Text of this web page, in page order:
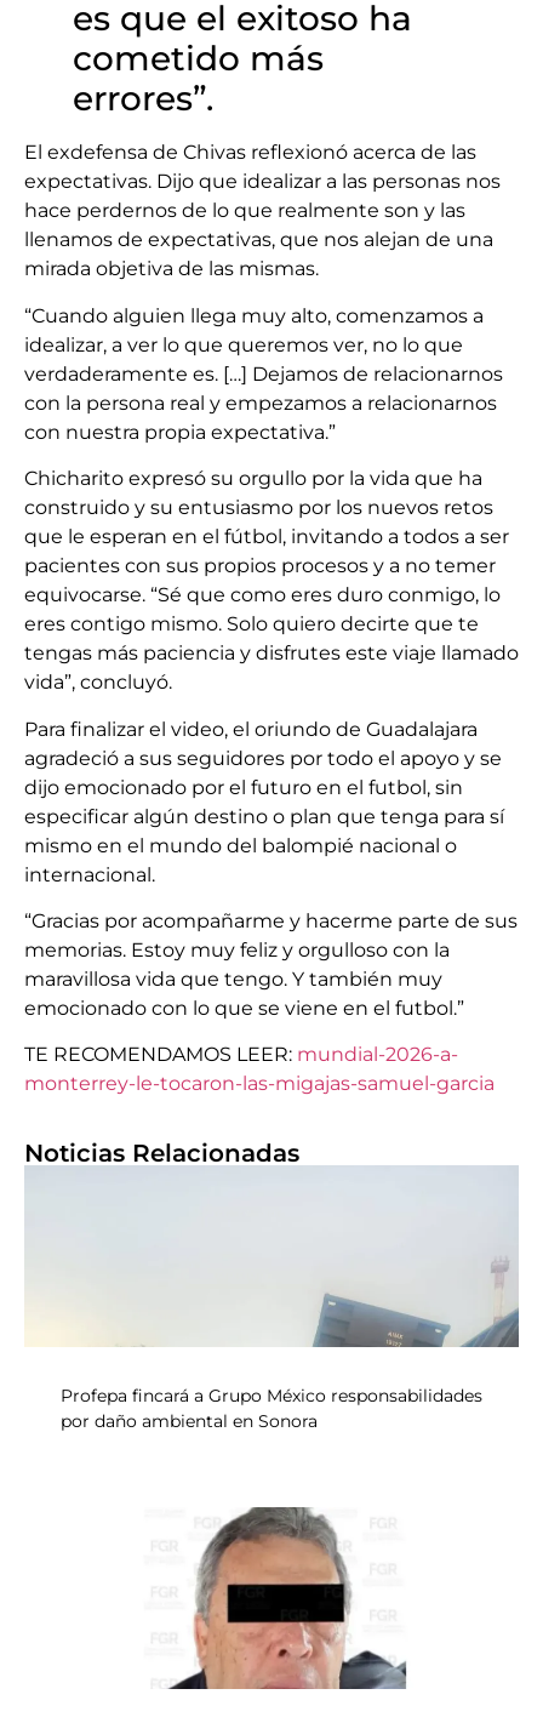
es que el exitoso ha
cometido más
errores”.
El exdefensa de Chivas reflexionó acerca de las
expectativas. Dijo que idealizar a las personas nos
hace perdernos de lo que realmente son y las
llenamos de expectativas, que nos alejan de una
mirada objetiva de las mismas.
“Cuando alguien llega muy alto, comenzamos a
idealizar, a ver lo que queremos ver, no lo que
verdaderamente es. […] Dejamos de relacionarnos
con la persona real y empezamos a relacionarnos
con nuestra propia expectativa.”
Chicharito expresó su orgullo por la vida que ha
construido y su entusiasmo por los nuevos retos
que le esperan en el fútbol, invitando a todos a ser
pacientes con sus propios procesos y a no temer
equivocarse. “Sé que como eres duro conmigo, lo
eres contigo mismo. Solo quiero decirte que te
tengas más paciencia y disfrutes este viaje llamado
vida”, concluyó.
Para finalizar el video, el oriundo de Guadalajara
agradeció a sus seguidores por todo el apoyo y se
dijo emocionado por el futuro en el futbol, sin
especificar algún destino o plan que tenga para sí
mismo en el mundo del balompié nacional o
internacional.
“Gracias por acompañarme y hacerme parte de sus
memorias. Estoy muy feliz y orgulloso con la
maravillosa vida que tengo. Y también muy
emocionado con lo que se viene en el futbol.”
TE RECOMENDAMOS LEER: mundial-2026-a-
monterrey-le-tocaron-las-migajas-samuel-garcia
Noticias Relacionadas
Profepa fincará a Grupo México responsabilidades
por daño ambiental en Sonora